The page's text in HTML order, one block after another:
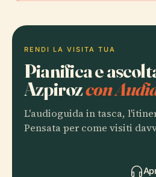
RENDI LA VISITA TUA
Pianifica e
Azpirozcon
L'audioguida in tasca,
Pensata per come visiti